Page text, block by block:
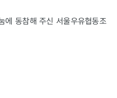
에 동참해 주신 서울우유협동조